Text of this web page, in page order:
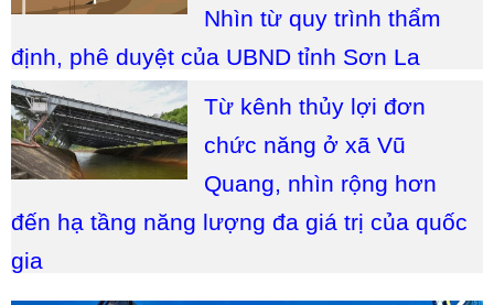
Nhìn từ quy trình thẩm
định, phê duyệt của UBND tỉnh Sơn La
Từ kênh thủy lợi đơn
chức năng ở xã Vũ
Quang, nhìn rộng hơn
đến hạ tầng năng lượng đa giá trị của quốc
gia